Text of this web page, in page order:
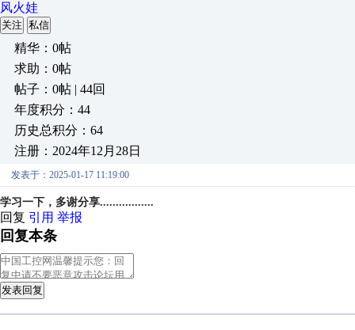
风火娃
关注 私信
精华：0帖
求助：0帖
帖子：0帖 | 44回
年度积分：44
历史总积分：64
注册：2024年12月28日
发表于：2025-01-17 11:19:00
学习一下，多谢分享.................
回复 引用 举报
回复本条
发表回复